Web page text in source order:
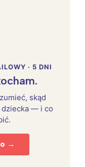
· 5 DNI
skąd
dziecka — i co
→